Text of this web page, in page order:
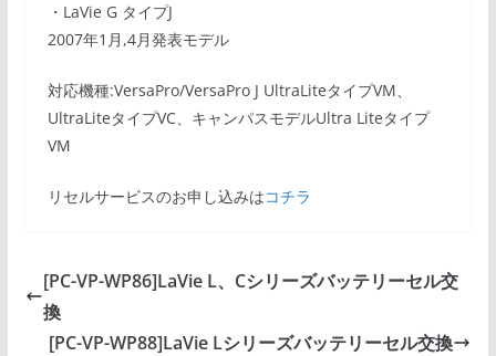
・LaVie G タイプJ
2007年1月,4月発表モデル
対応機種:VersaPro/VersaPro J UltraLiteタイプVM、
UltraLiteタイプVC、キャンパスモデルUltra Liteタイプ
VM
リセルサービスのお申し込みはコチラ
[PC-VP-WP86]LaVie L、Cシリーズバッテリーセル交
換
[PC-VP-WP88]LaVie Lシリーズバッテリーセル交換